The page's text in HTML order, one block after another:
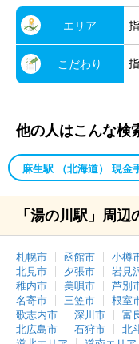
エリア
こだわり
他の人はこんな検
麻生駅 （北海道） 現金
「湯の川駅」周辺
札幌市 函館市 小樽
北見市
夕張市 岩見
稚内市
美唄市 芦別
名寄市
三笠市 根室
歌志内市
深川市 富
北広島市
石狩市 北